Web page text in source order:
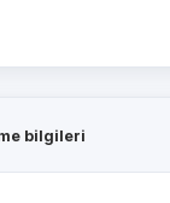
bilgileri